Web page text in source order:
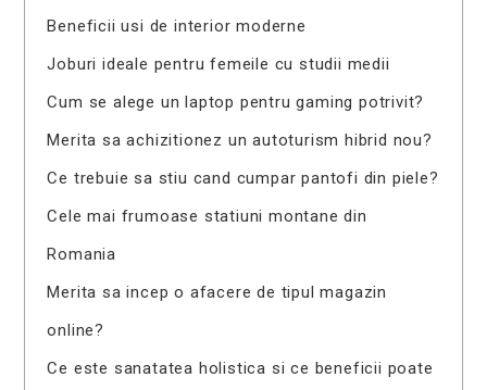
Beneficii usi de interior moderne
Joburi ideale pentru femeile cu studii medii
Cum se alege un laptop pentru gaming potrivit?
Merita sa achizitionez un autoturism hibrid nou?
Ce trebuie sa stiu cand cumpar pantofi din piele?
Cele mai frumoase statiuni montane din
Romania
Merita sa incep o afacere de tipul magazin
online?
Ce este sanatatea holistica si ce beneficii poate